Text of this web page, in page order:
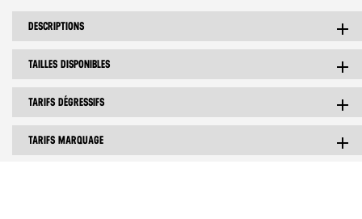
DESCRIPTIONS add
TAILLES DISPONIBLES add
TARIFS DÉGRESSIFS add
TARIFS MARQUAGE add